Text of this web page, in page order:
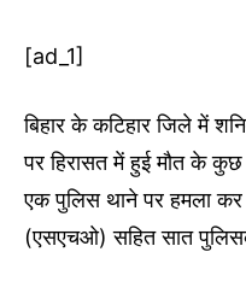
[ad_1]
बिहार के कटिहार जिले में
पर हिरासत में हुई मौत के
एक पुलिस थाने पर हमला कर
(एसएचओ) सहित सात